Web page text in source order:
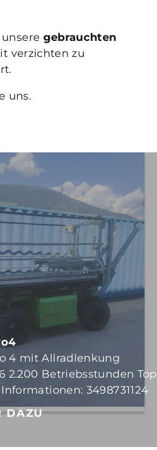
gebrauchten
verzichten zu
uns.
4 mit Allradlenkung
2.200 Betriebsstunden Top
3498731124
DAZU